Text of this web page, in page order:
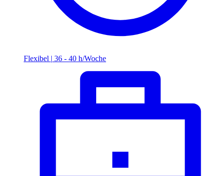
Flexibel | 36 - 40 h/Woche